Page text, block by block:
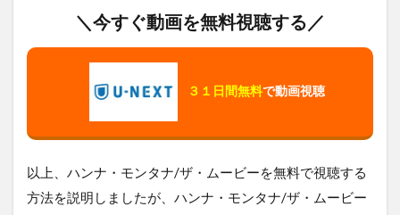
＼今すぐ動画を無料視聴する／
３１日間無料で動画視聴
以上、ハンナ・モンタナ/ザ・ムービーを無料で視聴する
方法を説明しましたが、ハンナ・モンタナ/ザ・ムービー